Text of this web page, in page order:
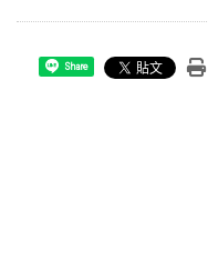
Share